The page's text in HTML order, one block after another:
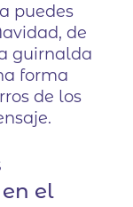
puedes
de
guirnalda
forma
de los
el